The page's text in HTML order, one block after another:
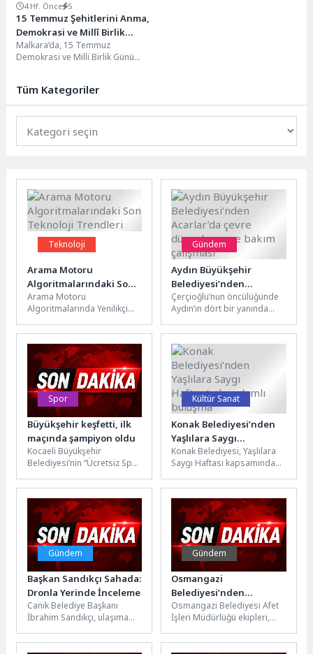
4 Hf. Önce 5
15 Temmuz Şehitlerini Anma,
Demokrasi ve Millî Birlik
Günü Programı
Gerçekleştirildi
Malkara’da, 15 Temmuz
Demokrasi ve Milli Birlik Günü
Tüm Kategoriler
Teknoloji
Arama Motoru
Algoritmalarındaki Son
Teknoloji Trendleri
Arama Motoru
Algoritmalarında Yenilikçi
algoritmaları sürekli olarak
gelişmekte ve değişmektedir.
Bu değişimler,...
Gündem
Aydın Büyükşehir
Belediyesi’nden
Acarlar’da çevre
düzenleme ve bakım
çalışması
Çerçioğlu’nun öncülüğünde
Aydın’ın dört bir yanında
devam ediyor.Aydın
Büyükşehir Belediyesi Çevre
Koruma...
Spor
Büyükşehir keşfetti, ilk
maçında şampiyon oldu
Kocaeli Büyükşehir
Belediyesi’nin “Ücretsiz Spor
Büyükşehir’in eğitim
programından yararlanan
Çayırova Alparslan İlkokulu...
Kültür Sanat
Konak Belediyesi’nden
Yaşlılara Saygı
Haftası’nda anlamlı
buluşma
Konak Belediyesi, Yaşlılara
Saygı Haftası kapsamında
yaştaki bireylerin üretimlerini
ve yeteneklerini sahneye...
Gündem
Başkan Sandıkçı Sahada:
Dronla Yerinde İnceleme
Canik Belediye Başkanı
İbrahim Sandıkçı, ulaşıma
eklemeye devam ettiklerini
Gündem
Osmangazi
Belediyesi’nden
Okullarda Afet Bilinci
Çalışması
Osmangazi Belediyesi Afet
İşleri Müdürlüğü ekipleri,
hazırlıklı bir toplum